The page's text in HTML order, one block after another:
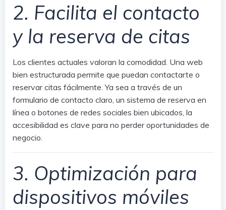
2. Facilita el contacto
y la reserva de citas
Los clientes actuales valoran la comodidad. Una web
bien estructurada permite que puedan contactarte o
reservar citas fácilmente. Ya sea a través de un
formulario de contacto claro, un sistema de reserva en
línea o botones de redes sociales bien ubicados, la
accesibilidad es clave para no perder oportunidades de
negocio.
3. Optimización para
dispositivos móviles